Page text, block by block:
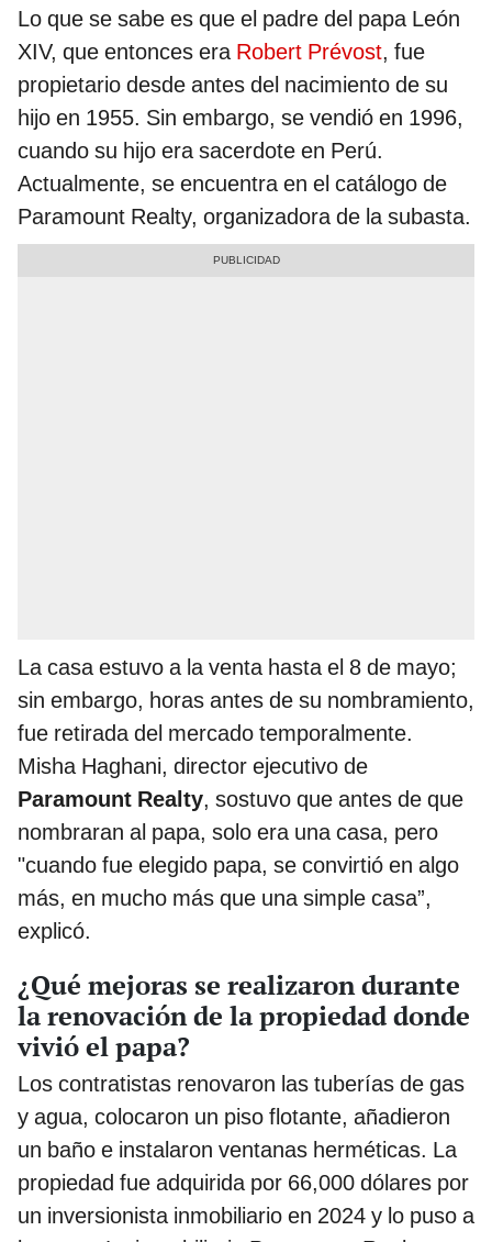
Lo que se sabe es que el padre del papa León
XIV, que entonces era Robert Prévost, fue
propietario desde antes del nacimiento de su
hijo en 1955. Sin embargo, se vendió en 1996,
cuando su hijo era sacerdote en Perú.
Actualmente, se encuentra en el catálogo de
Paramount Realty, organizadora de la subasta.
La casa estuvo a la venta hasta el 8 de mayo;
sin embargo, horas antes de su nombramiento,
fue retirada del mercado temporalmente.
Misha Haghani, director ejecutivo de
Paramount Realty, sostuvo que antes de que
nombraran al papa, solo era una casa, pero
"cuando fue elegido papa, se convirtió en algo
más, en mucho más que una simple casa”,
explicó.
¿Qué mejoras se realizaron durante
la renovación de la propiedad donde
vivió el papa?
Los contratistas renovaron las tuberías de gas
y agua, colocaron un piso flotante, añadieron
un baño e instalaron ventanas herméticas. La
propiedad fue adquirida por 66,000 dólares por
un inversionista inmobiliario en 2024 y lo puso a